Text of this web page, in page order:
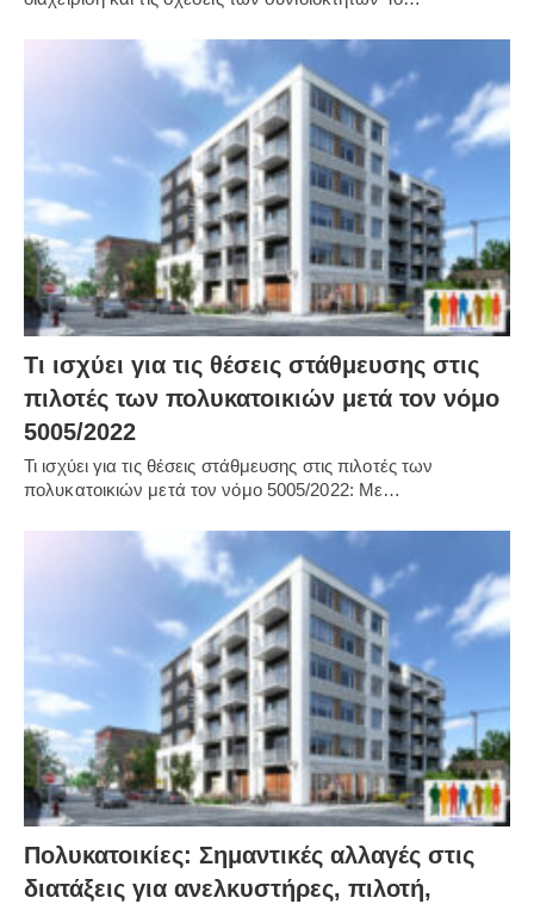
Τι ισχύει για τις θέσεις στάθμευσης στις
πιλοτές των πολυκατοικιών μετά τον νόμο
5005/2022
Τι ισχύει για τις θέσεις στάθμευσης στις πιλοτές των
πολυκατοικιών μετά τον νόμο 5005/2022: Με…
Πολυκατοικίες: Σημαντικές αλλαγές στις
διατάξεις για ανελκυστήρες, πιλοτή,